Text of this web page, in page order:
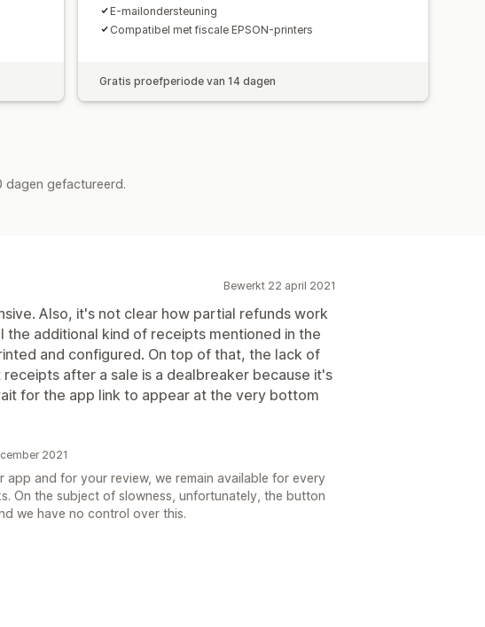
E-mailondersteuning
Compatibel met fiscale EPSON-printers
Gratis proefperiode van 14 dagen
dagen gefactureerd.
Bewerkt 22 april 2021
Also, it's not clear how partial refunds work
the additional kind of receipts mentioned in the
and configured. On top of that, the lack of
after a sale is a dealbreaker because it's
for the app link to appear at the very bottom
2021
app and for your review, we remain available for every
On the subject of slowness, unfortunately, the button
we have no control over this.